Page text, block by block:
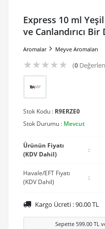
Express 10 ml
ve Canlandırıcı
Aromalar Meyve Aromaları
★★★★★ (0
Stok Kodu : R9ERZE0
Stok Durumu : Mevcut
Ürünün Fiyatı
(KDV Dahil)
:
Havale/EFT Fiyatı
(KDV Dahil)
:
Kargo Ücreti :90.00TL
Sepette 599.00TL